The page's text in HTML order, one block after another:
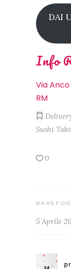
DAI
Info
Via
RM
Sushi
0
5 Aprile